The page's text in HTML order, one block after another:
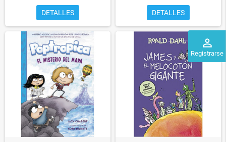
perm_identity
Registrarse
DETALLES DETALLES